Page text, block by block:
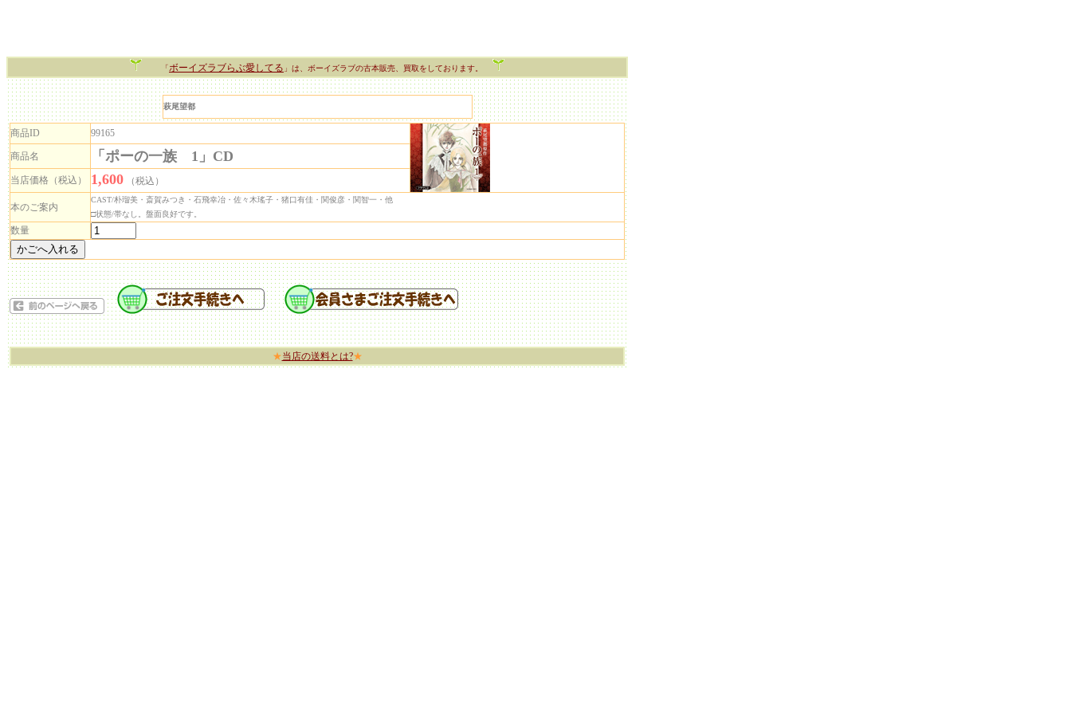
「ボーイズラブらぶ愛してる 」は、ボーイズラブの古本販売、買取をしております。
萩尾望都
商品ID 99165
商品名 「ポーの一族 1」CD
当店価格（税込） 1,600 （税込）
本のご案内
CAST/朴瑠美・斎賀みつき・石飛幸冶・佐々木瑤子・猪口有佳・関俊彦・関智一・他
□状態/帯なし。盤面良好です。
数量
★当店の送料とは?★